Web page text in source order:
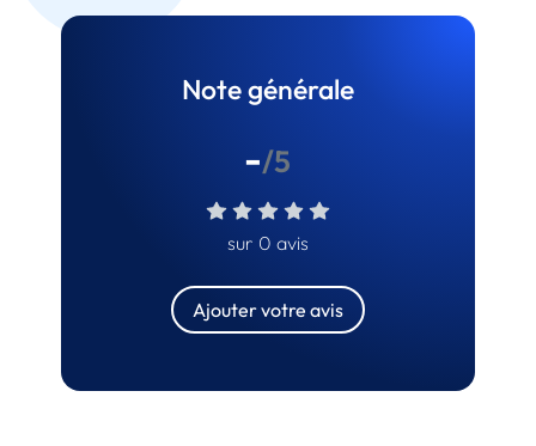
Note générale
-/5
sur 0 avis
Ajouter votre avis